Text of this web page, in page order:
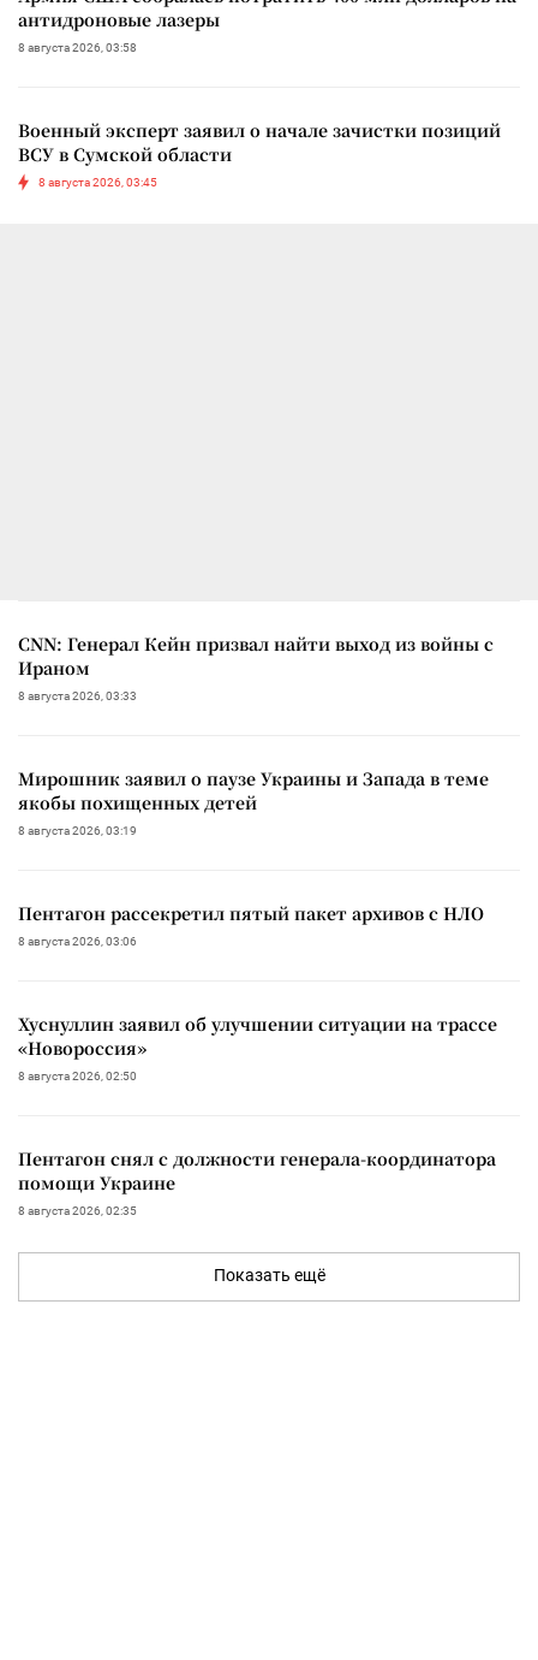
антидроновые лазеры
8 августа 2026, 03:58
Военный эксперт заявил о начале зачистки позиций
ВСУ в Сумской области
8 августа 2026, 03:45
CNN: Генерал Кейн призвал найти выход из войны с
Ираном
8 августа 2026, 03:33
Мирошник заявил о паузе Украины и Запада в теме
якобы похищенных детей
8 августа 2026, 03:19
Пентагон рассекретил пятый пакет архивов с НЛО
8 августа 2026, 03:06
Хуснуллин заявил об улучшении ситуации на трассе
«Новороссия»
8 августа 2026, 02:50
Пентагон снял с должности генерала-координатора
помощи Украине
8 августа 2026, 02:35
Показать ещё